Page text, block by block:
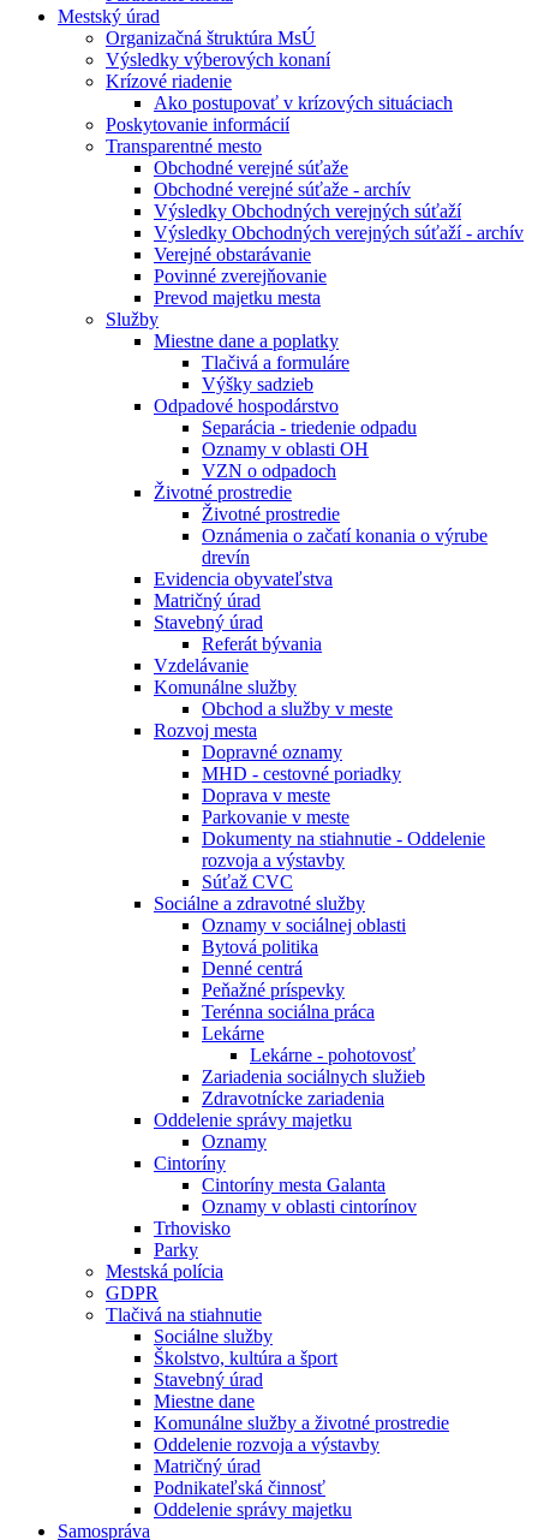
Mestský úrad
Organizačná štruktúra MsÚ
Výsledky výberových konaní
Krízové riadenie
Ako postupovať v krízových situáciach
Poskytovanie informácií
Transparentné mesto
Obchodné verejné súťaže
Obchodné verejné súťaže - archív
Výsledky Obchodných verejných súťaží
Výsledky Obchodných verejných súťaží - archív
Verejné obstarávanie
Povinné zverejňovanie
Prevod majetku mesta
Služby
Miestne dane a poplatky
Tlačivá a formuláre
Výšky sadzieb
Odpadové hospodárstvo
Separácia - triedenie odpadu
Oznamy v oblasti OH
VZN o odpadoch
Životné prostredie
Životné prostredie
Oznámenia o začatí konania o výrube
drevín
Evidencia obyvateľstva
Matričný úrad
Stavebný úrad
Referát bývania
Vzdelávanie
Komunálne služby
Obchod a služby v meste
Rozvoj mesta
Dopravné oznamy
MHD - cestovné poriadky
Doprava v meste
Parkovanie v meste
Dokumenty na stiahnutie - Oddelenie
rozvoja a výstavby
Súťaž CVC
Sociálne a zdravotné služby
Oznamy v sociálnej oblasti
Bytová politika
Denné centrá
Peňažné príspevky
Terénna sociálna práca
Lekárne
Lekárne - pohotovosť
Zariadenia sociálnych služieb
Zdravotnícke zariadenia
Oddelenie správy majetku
Oznamy
Cintoríny
Cintoríny mesta Galanta
Oznamy v oblasti cintorínov
Trhovisko
Parky
Mestská polícia
GDPR
Tlačivá na stiahnutie
Sociálne služby
Školstvo, kultúra a šport
Stavebný úrad
Miestne dane
Komunálne služby a životné prostredie
Oddelenie rozvoja a výstavby
Matričný úrad
Podnikateľská činnosť
Oddelenie správy majetku
Samospráva